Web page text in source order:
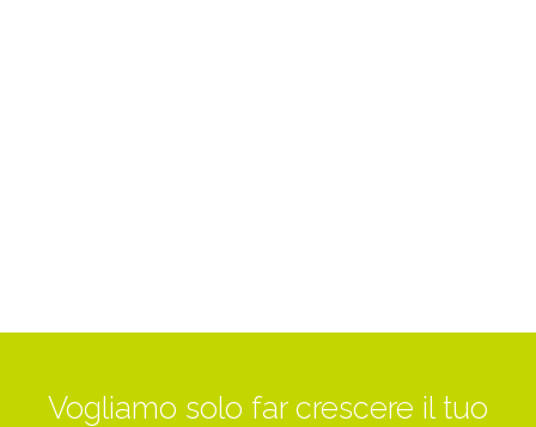
Vogliamo solo far crescere il tuo